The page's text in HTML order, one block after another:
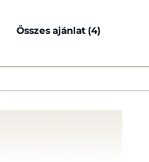
Összes ajánlat (4)